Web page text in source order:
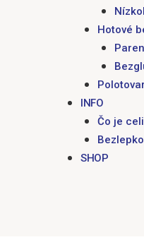
Hotové
INFO
Čo je
SHOP